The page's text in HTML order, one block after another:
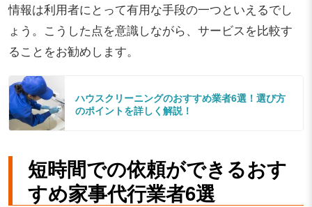
情報は利用者にとって有用な手段の一つといえるでし
ょう。こうした点を意識しながら、サービスを比較す
ることをお勧めします。
ハウスクリーニングのおすすめ業者6選！選び方
のポイントを詳しく解説！
短時間での依頼ができるおす
すめ家事代行業者6選